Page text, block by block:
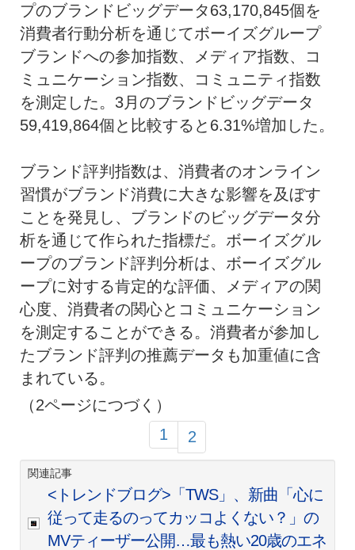
プのブランドビッグデータ63,170,845個を
消費者行動分析を通じてボーイズグループ
ブランドへの参加指数、メディア指数、コ
ミュニケーション指数、コミュニティ指数
を測定した。3月のブランドビッグデータ
59,419,864個と比較すると6.31%増加した。
ブランド評判指数は、消費者のオンライン
習慣がブランド消費に大きな影響を及ぼす
ことを発見し、ブランドのビッグデータ分
析を通じて作られた指標だ。ボーイズグル
ープのブランド評判分析は、ボーイズグル
ープに対する肯定的な評価、メディアの関
心度、消費者の関心とコミュニケーション
を測定することができる。消費者が参加し
たブランド評判の推薦データも加重値に含
まれている。
（2ページにつづく）
1
2
関連記事
<トレンドブログ>「TWS」、新曲「心に
従って走るのってカッコよくない？」の
MVティーザー公開…最も熱い20歳のエネ